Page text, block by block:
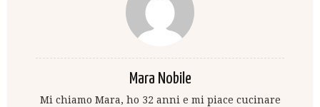
Mara Nobile
Mi chiamo Mara, ho 32 anni e mi piace cucinare